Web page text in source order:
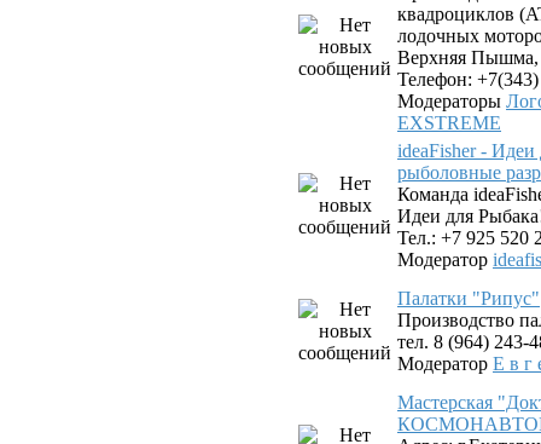
квадроциклов
лодочных
Верхняя Пышма,
Телефон:
Модераторы
EXSTREME
ideaFisher -
рыболовные
Команда
Идеи для
Тел.: +7 925 520
Модератор
Палатки "Рипус"
Производство
тел. 8 (964) 243-
Модератор Е в г
Мастерская
КОСМОНАВТОВ.